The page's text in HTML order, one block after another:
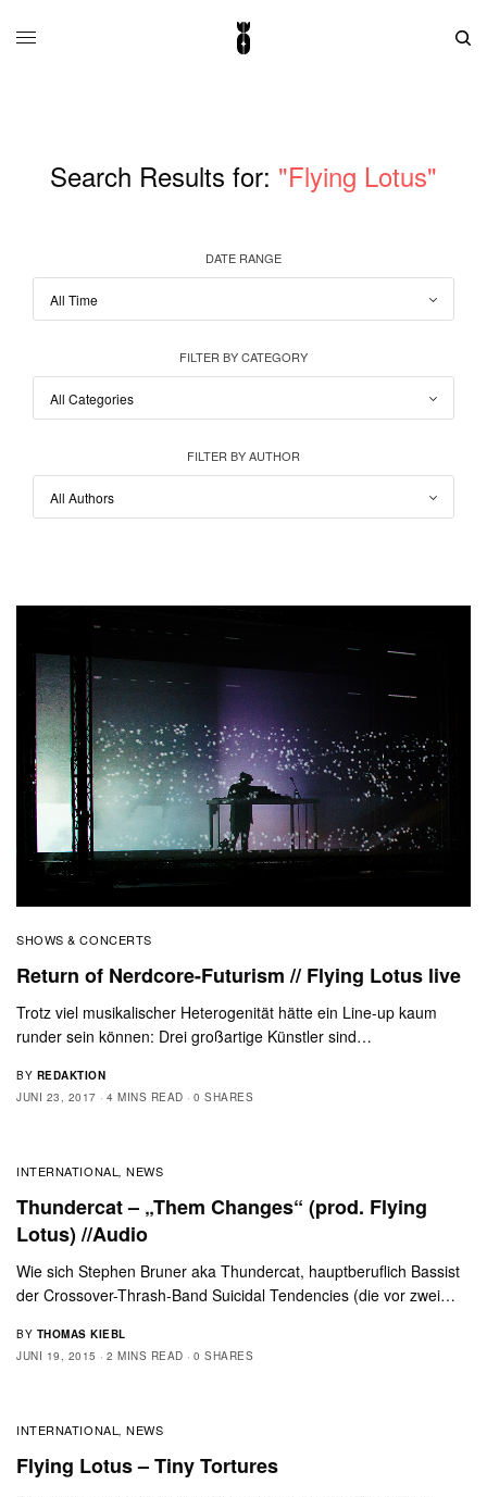
Search Results for: "Flying Lotus"
DATE RANGE
FILTER BY CATEGORY
FILTER BY AUTHOR
SHOWS & CONCERTS
Return of Nerdcore-Futurism // Flying Lotus live
Trotz viel musikalischer Heterogenität hätte ein Line-up kaum
runder sein können: Drei großartige Künstler sind…
BY REDAKTION
JUNI 23, 2017
4 MINS READ 0 SHARES
INTERNATIONAL ,NEWS
Thundercat – „Them Changes“ (prod. Flying
Lotus) //Audio
Wie sich Stephen Bruner aka Thundercat, hauptberuflich Bassist
der Crossover-Thrash-Band Suicidal Tendencies (die vor zwei…
BY THOMAS KIEBL
JUNI 19, 2015
2 MINS READ 0 SHARES
INTERNATIONAL ,NEWS
Flying Lotus – Tiny Tortures